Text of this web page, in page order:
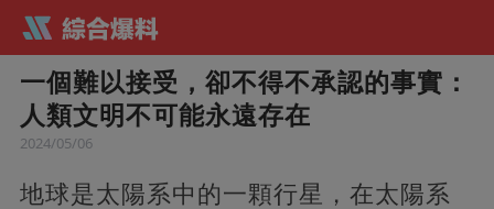
一個難以接受，卻不得不承認的事實：
人類文明不可能永遠存在
2024/05/06
地球是太陽系中的一顆行星，在太陽系